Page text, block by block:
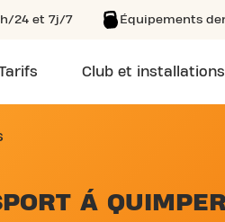
24 et 7j/7 Équipements
Club et installations
Á QUIMPER